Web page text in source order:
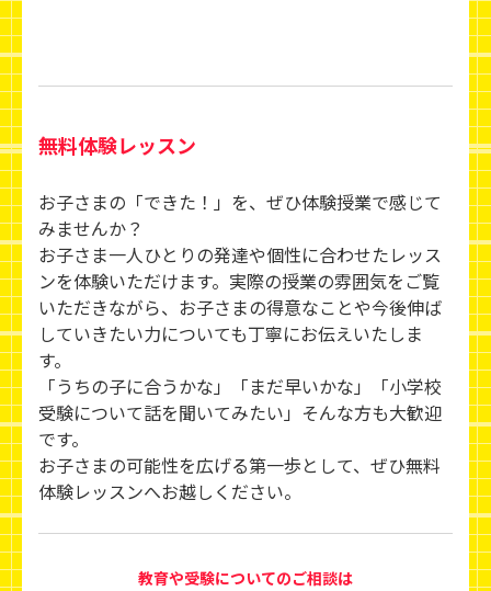
無料体験レッスン
お子さまの「できた！」を、ぜひ体験授業で感じて
みませんか？
お子さま一人ひとりの発達や個性に合わせたレッス
ンを体験いただけます。実際の授業の雰囲気をご覧
いただきながら、お子さまの得意なことや今後伸ば
していきたい力についても丁寧にお伝えいたしま
す。
「うちの子に合うかな」「まだ早いかな」「小学校
受験について話を聞いてみたい」そんな方も大歓迎
です。
お子さまの可能性を広げる第一歩として、ぜひ無料
体験レッスンへお越しください。
教育や受験についてのご相談は